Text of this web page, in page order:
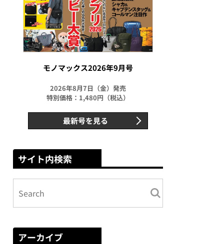
モノマックス2026年9月号
2026年8月7日（金）発売
特別価格：1,480円（税込）
最新号を見る
サイト内検索
アーカイブ